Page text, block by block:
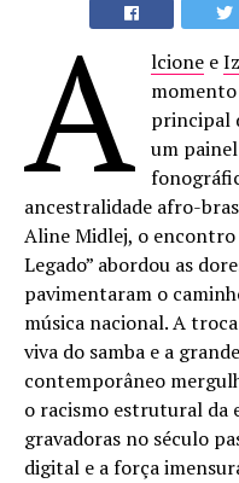
A lcione e
principal
um
ancestralidade afro-
Aline Midlej, o
Legado” abordou as
pavimentaram o
música nacional. A
viva do samba e a
contemporâneo
o racismo estrutural da
gravadoras no século
digital e a força